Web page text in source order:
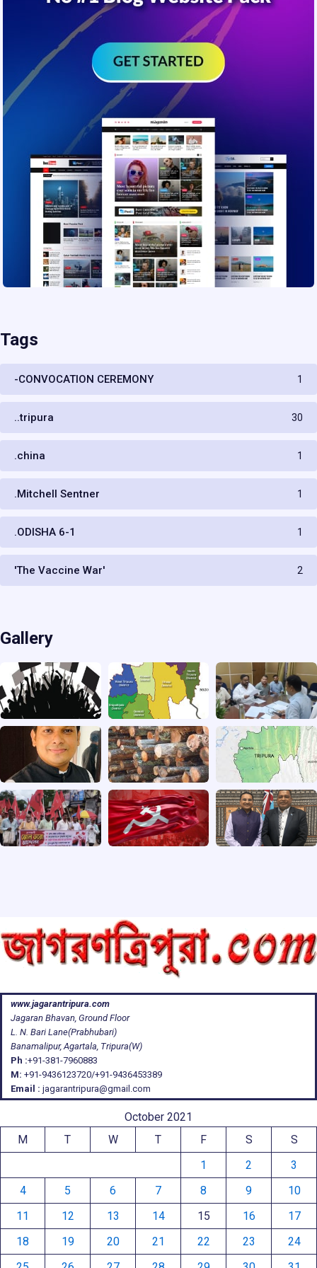
Tags
-CONVOCATION CEREMONY 1
..tripura 30
.china 1
.Mitchell Sentner 1
.ODISHA 6-1 1
'The Vaccine War' 2
Gallery
www.jagarantripura.com
Jagaran Bhavan, Ground Floor
L. N. Bari Lane(Prabhubari)
Banamalipur, Agartala, Tripura(W)
Ph :+91-381-7960883
M: +91-9436123720/+91-9436453389
Email : jagarantripura@gmail.com
October 2021
M
T W T F S
S
1
2
3
4
5 6 7 8 9
10
11
12 13 14 15 16
17
18
19 20 21 22 23
24